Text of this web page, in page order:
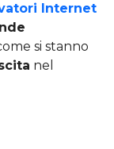
Internet
si stanno
nel